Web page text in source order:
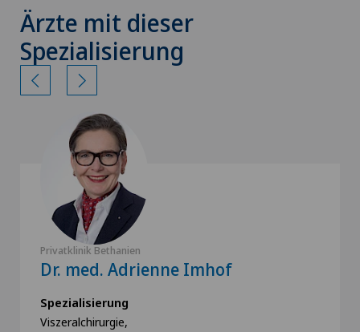
Ärzte mit dieser
Spezialisierung
Privatklinik Bethanien
Dr. med. Adrienne Imhof
Spezialisierung
Viszeralchirurgie,